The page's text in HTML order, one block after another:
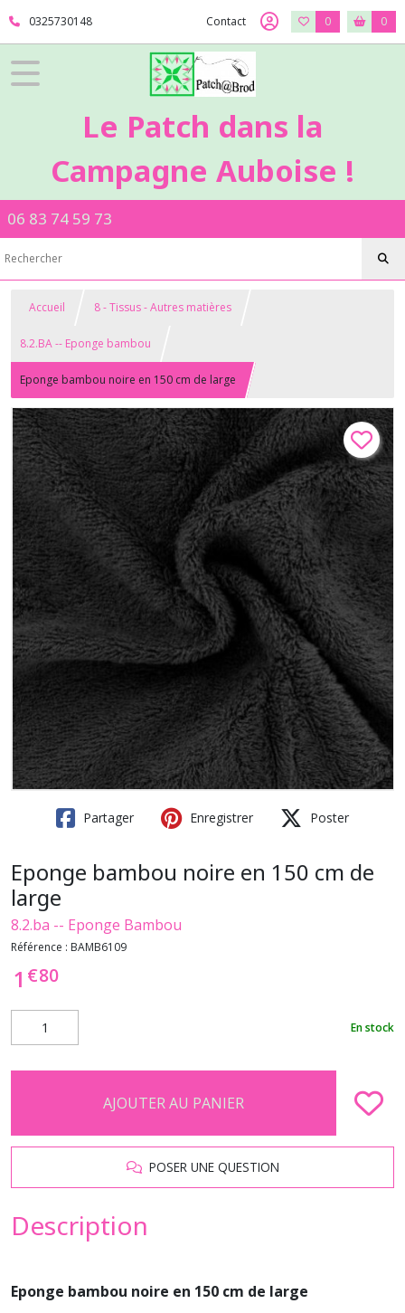
0325730148 Contact 0 0
Le Patch dans la
Campagne Auboise !
06 83 74 59 73
Accueil 8 - Tissus - Autres matières
8.2.BA -- Eponge bambou
Eponge bambou noire en 150 cm de large
Partager Enregistrer Poster
Eponge bambou noire en 150 cm de
large
8.2.ba -- Eponge Bambou
Référence : BAMB6109
1 €80
En stock
AJOUTER AU PANIER
POSER UNE QUESTION
Description
Eponge bambou noire en 150 cm de large